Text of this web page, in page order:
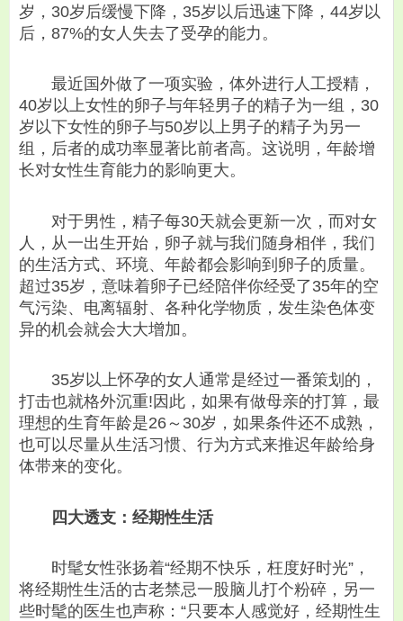
岁，30岁后缓慢下降，35岁以后迅速下降，44岁以
后，87%的女人失去了受孕的能力。
最近国外做了一项实验，体外进行人工授精，
40岁以上女性的卵子与年轻男子的精子为一组，30
岁以下女性的卵子与50岁以上男子的精子为另一
组，后者的成功率显著比前者高。这说明，年龄增
长对女性生育能力的影响更大。
对于男性，精子每30天就会更新一次，而对女
人，从一出生开始，卵子就与我们随身相伴，我们
的生活方式、环境、年龄都会影响到卵子的质量。
超过35岁，意味着卵子已经陪伴你经受了35年的空
气污染、电离辐射、各种化学物质，发生染色体变
异的机会就会大大增加。
35岁以上怀孕的女人通常是经过一番策划的，
打击也就格外沉重!因此，如果有做母亲的打算，最
理想的生育年龄是26～30岁，如果条件还不成熟，
也可以尽量从生活习惯、行为方式来推迟年龄给身
体带来的变化。
四大透支：经期性生活
时髦女性张扬着“经期不快乐，枉度好时光”，
将经期性生活的古老禁忌一股脑儿打个粉碎，另一
些时髦的医生也声称：“只要本人感觉好，经期性生